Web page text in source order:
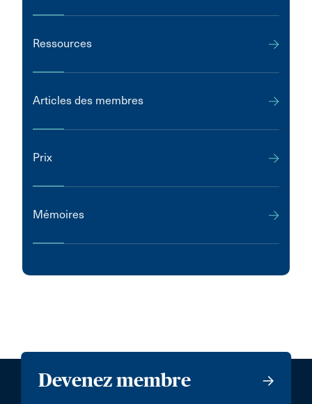
Ressources
Articles des membres
Prix
Mémoires
Devenez membre